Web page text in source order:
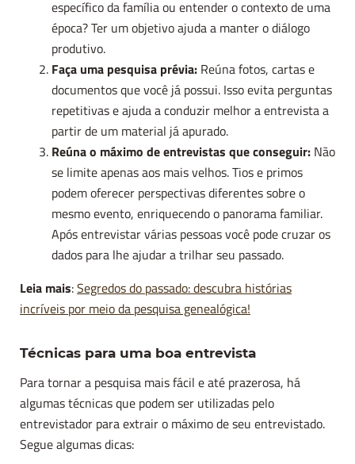
específico da família ou entender o contexto de uma
época? Ter um objetivo ajuda a manter o diálogo
produtivo.
Faça uma pesquisa prévia: Reúna fotos, cartas e
documentos que você já possui. Isso evita perguntas
repetitivas e ajuda a conduzir melhor a entrevista a
partir de um material já apurado.
Reúna o máximo de entrevistas que conseguir: Não
se limite apenas aos mais velhos. Tios e primos
podem oferecer perspectivas diferentes sobre o
mesmo evento, enriquecendo o panorama familiar.
Após entrevistar várias pessoas você pode cruzar os
dados para lhe ajudar a trilhar seu passado.
Leia mais:Segredos do passado: descubra histórias
incríveis por meio da pesquisa genealógica!
Técnicas para uma boa entrevista
Para tornar a pesquisa mais fácil e até prazerosa, há
algumas técnicas que podem ser utilizadas pelo
entrevistador para extrair o máximo de seu entrevistado.
Segue algumas dicas: